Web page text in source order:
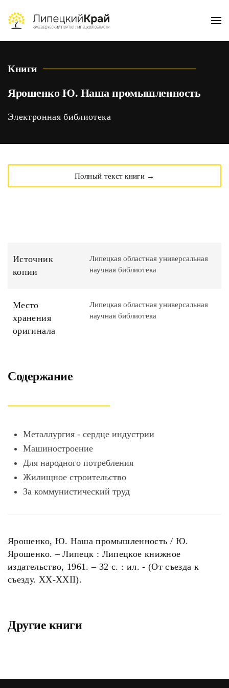
Skip to main content
Книги
Ярошенко Ю. Наша промышленность
Электронная библиотека
Полный текст книги →
Источник
копии
Липецкая областная универсальная
научная библиотека
Место
хранения
оригинала
Липецкая областная универсальная
научная библиотека
Содержание
Металлургия - сердце индустрии
Машиностроение
Для народного потребления
Жилищное строительство
За коммунистический труд
Ярошенко, Ю. Наша промышленность / Ю.
Ярошенко. – Липецк : Липецкое книжное
издательство, 1961. – 32 с. : ил. - (От съезда к
съезду. XX-XXII).
Другие книги